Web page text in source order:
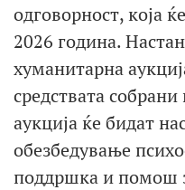
одговорност, која
2026 година.
хуманитарна
средствата
аукција ќе бидат
обезбедување
поддршка и помош